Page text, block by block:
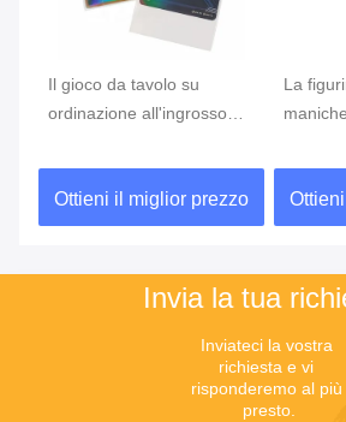
Il gioco da tavolo su
ordinazione all'ingrosso
manicotto trasparenti della
carta di dimensione
62x89mm di YuGiOh
Ottieni il miglior prezzo
La
Printed
Sleeves
Invia la tua
Inviateci la vostra
richiesta e vi
risponderemo al più
presto.